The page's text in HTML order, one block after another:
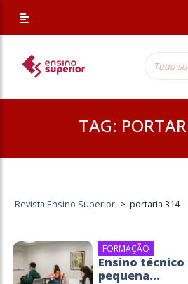
TAG:
Revista Ensino Superior > portaria 314
FORMAÇÃO
Ensino técnico
pequena...